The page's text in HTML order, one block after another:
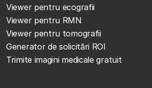
Viewer pentru ecografii
Viewer pentru RMN
Viewer pentru tomografii
Generator de solicitări ROI
Trimite imagini medicale gratuit